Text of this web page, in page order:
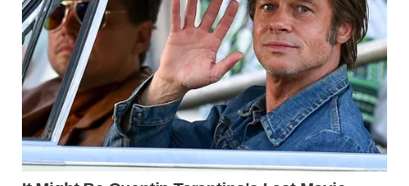
DEPOK
WN
TAPANULI
UTARA
WN
SAMOSIR